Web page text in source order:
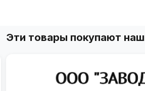
Эти товары покупают